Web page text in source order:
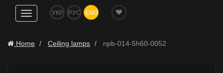
Show
navigation
УКР РУС ENG
Home Ceiling lamps npb-014-5h60-0052